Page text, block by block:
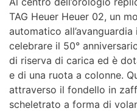
TAG Heuer Heuer 02, un
automatico
celebrare il 50°
di riserva di carica ed è
e di una ruota a colonne.
attraverso il fondello in
scheletrato a forma di